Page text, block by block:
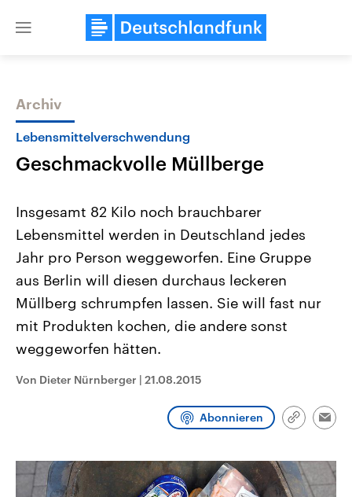
Close
Themen
Aktuelle Beiträge, Analysen und
Hintergründe
Wirtschaftlich und militärisch
gehören die Vereinigten Staaten zu
den mächtigsten Ländern der Erde,
mit großem Einfluss auf das
Nahostkonflikt
Aktuelle Lage und
Der Überfall der
Terrororganisation Hamas
Oktober 2023 auf Israel
Archiv
Lebensmittelverschwendung
Geschmackvolle Müllberge
Insgesamt 82 Kilo noch brauchbarer
Lebensmittel werden in Deutschland jedes
Jahr pro Person weggeworfen. Eine Gruppe
aus Berlin will diesen durchaus leckeren
Müllberg schrumpfen lassen. Sie will fast nur
mit Produkten kochen, die andere sonst
weggeworfen hätten.
Von Dieter Nürnberger | 21.08.2015
Abonnieren
Link